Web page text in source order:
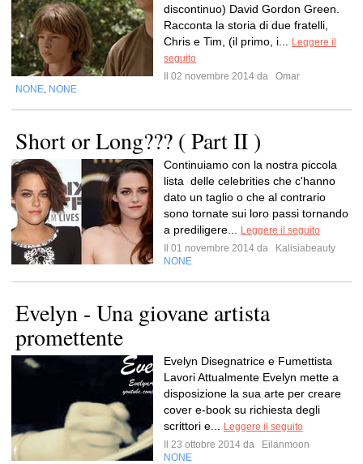
discontinuo) David Gordon Green.
Racconta la storia di due fratelli,
Chris e Tim, (il primo, i...
Leggere il
seguito
Il 02 novembre 2014 da
Omar
NONE NONE
Short or Long??? ( Part II )
Continuiamo con la nostra piccola
lista delle celebrities che c'hanno
dato un taglio o che al contrario
sono tornate sui loro passi tornando
a prediligere...
Leggere il seguito
Il 01 novembre 2014 da
Kalisiabeauty
NONE
Evelyn - Una giovane artista
promettente
Evelyn Disegnatrice e Fumettista
Lavori Attualmente Evelyn mette a
disposizione la sua arte per creare
cover e-book su richiesta degli
scrittori e...
Leggere il seguito
Il 23 ottobre 2014 da
Eilanmoon
NONE